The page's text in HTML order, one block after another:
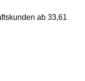
ab 33,61